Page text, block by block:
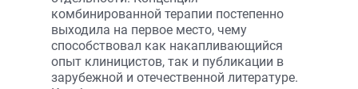
комбинированной терапии постепенно
выходила на первое место, чему
способствовал как накапливающийся
опыт клиницистов, так и публикации в
зарубежной и отечественной литературе.